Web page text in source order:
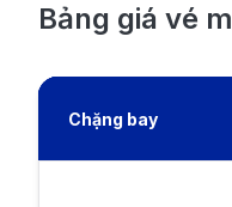
Bảng giá vé
Chặng bay